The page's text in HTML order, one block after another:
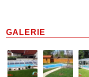
GALERIE